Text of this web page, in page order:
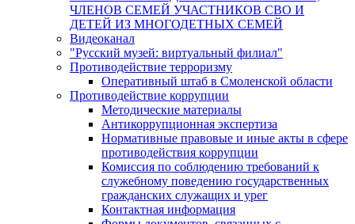
ЧЛЕНОВ СЕМЕЙ УЧАСТНИКОВ СВО И
ДЕТЕЙ ИЗ МНОГОДЕТНЫХ СЕМЕЙ
Видеоканал
"Русский музей: виртуальный филиал"
Противодействие терроризму
Оперативный штаб в Смоленской области
Противодействие коррупции
Методические материалы
Антикоррупционная экспертиза
Нормативные правовые и иные акты в сфере
противодействия коррупции
Комиссия по соблюдению требований к
служебному поведению государственных
гражданских служащих и урег
Контактная информация